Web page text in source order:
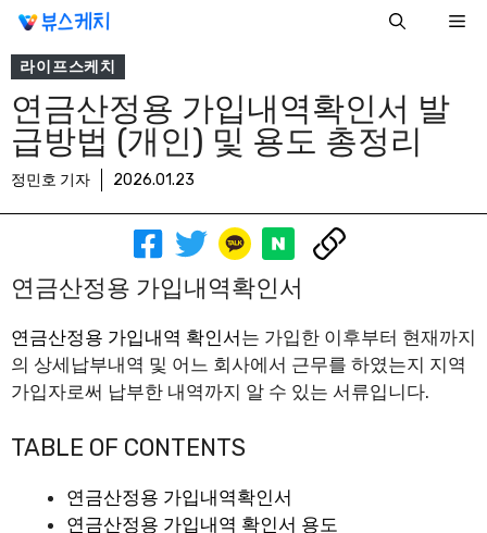
로
너
뛰
라이프스케치
연금산정용 가입내역확인서 발
급방법 (개인) 및 용도 총정리
정민호 기자 2026.01.23
연금산정용 가입내역확인서
연금산정용 가입내역 확인서 는 가입한 이후부터 현재까지
의 상세납부내역 및 어느 회사에서 근무를 하였는지 지역
가입자로써 납부한 내역까지 알 수 있는 서류입니다.
TABLE OF CONTENTS
연금산정용 가입내역확인서
연금산정용 가입내역 확인서 용도